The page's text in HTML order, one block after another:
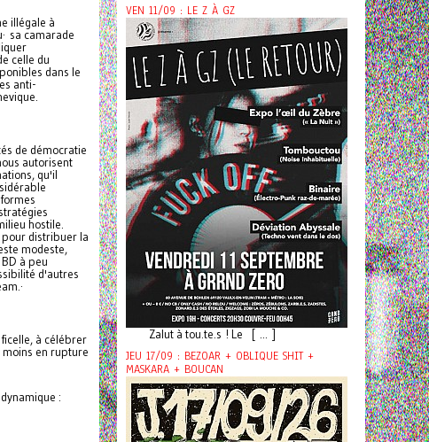
illégale à
sa camarade
celle du
dans le
anti-
de démocratie
autorisent
qu'il
hostile.
distribuer la
modeste,
à peu
d'autres
à célébrer
en rupture
:
VEN 11/09 : LE Z À GZ
Zalut à tou.te.s ! Le [ ... ]
JEU 17/09 : BEZOAR + OBLIQUE SHIT +
MASKARA + BOUCAN